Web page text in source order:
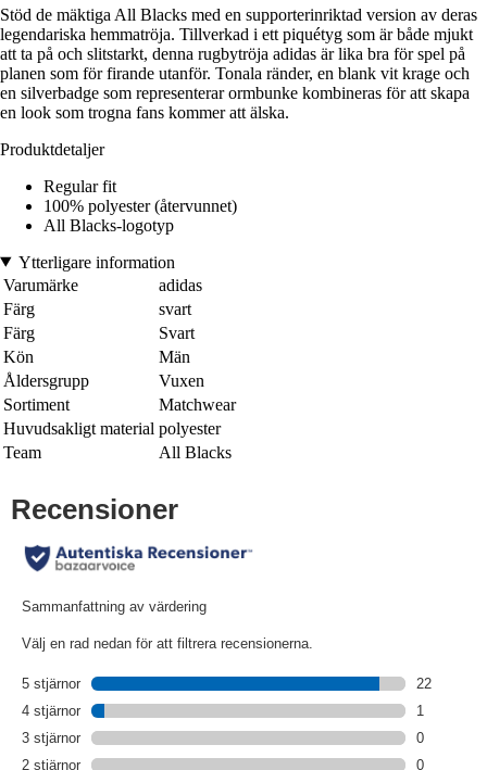
Stöd de mäktiga All Blacks med en supporterinriktad version av deras
legendariska hemmatröja. Tillverkad i ett piquétyg som är både mjukt
att ta på och slitstarkt, denna rugbytröja adidas är lika bra för spel på
planen som för firande utanför. Tonala ränder, en blank vit krage och
en silverbadge som representerar ormbunke kombineras för att skapa
en look som trogna fans kommer att älska.
Produktdetaljer
Regular fit
100% polyester (återvunnet)
All Blacks-logotyp
Ytterligare information
Varumärke
adidas
Färg
svart
Färg
Svart
Kön
Män
Åldersgrupp
Vuxen
Sortiment
Matchwear
Huvudsakligt material polyester
Team
All Blacks